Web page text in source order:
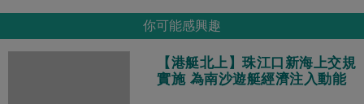
你可能感興趣
【港艇北上】珠江口新海上交規
實施 為南沙遊艇經濟注入動能